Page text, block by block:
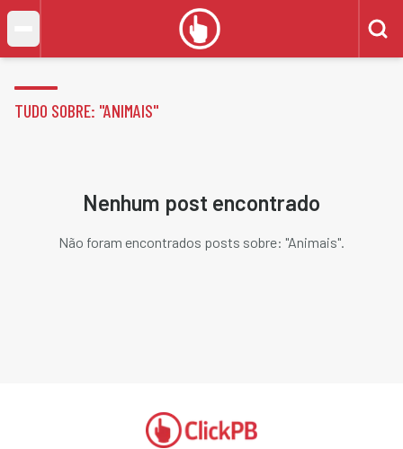
TUDO SOBRE: "ANIMAIS"
Nenhum post encontrado
Não foram encontrados posts sobre: "Animais".